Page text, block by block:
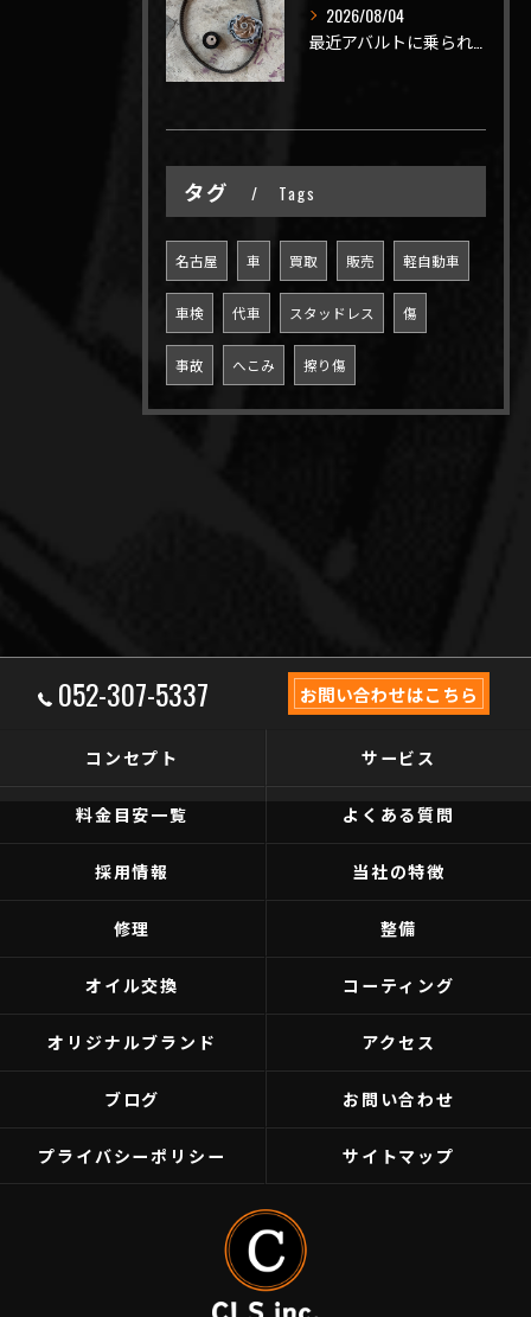
2026/08/04
タグ Tags
名古屋 車 買取 販売 軽自動車
車検 代車 スタッドレス 傷
事故 へこみ 擦り傷
052-307-5337 お問い合わせはこちら
コンセプト サービス
料金目安一覧 よくある質問
採用情報 当社の特徴
修理 整備
オイル交換 コーティング
オリジナルブランド アクセス
ブログ お問い合わせ
プライバシーポリシー サイトマップ